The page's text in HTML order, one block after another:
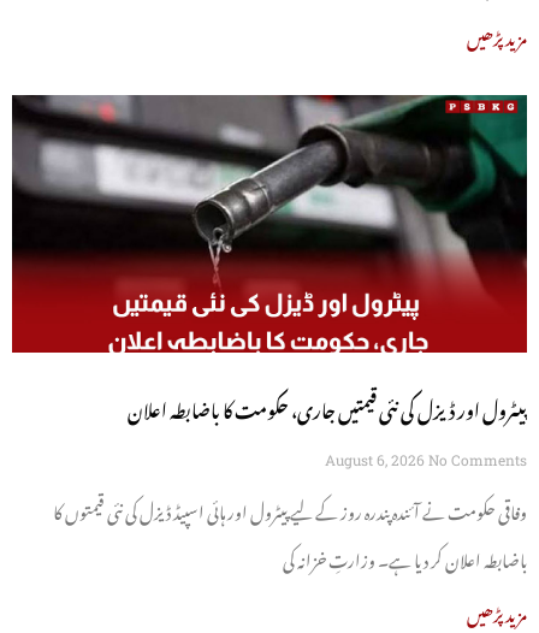
مزید پڑھیں
پیٹرول اور ڈیزل کی نئی قیمتیں جاری، حکومت کا باضابطہ اعلان
August 6, 2026 No Comments
وفاقی حکومت نے آئندہ پندرہ روز کے لیے پیٹرول اور ہائی اسپیڈ ڈیزل کی نئی قیمتوں کا
باضابطہ اعلان کر دیا ہے۔ وزارتِ خزانہ کی
مزید پڑھیں